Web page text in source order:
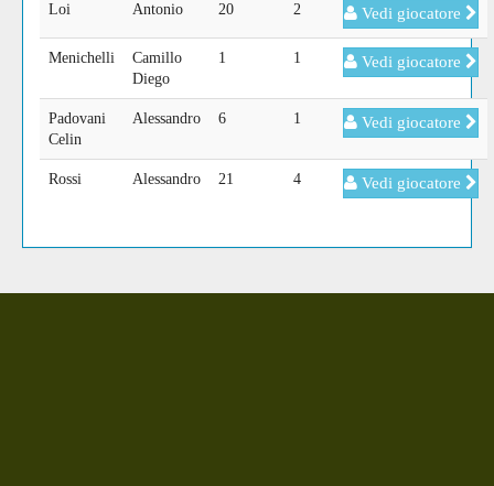
Loi Antonio 20 2 Vedi giocatore
Menichelli
Camillo
Diego
1 1 Vedi giocatore
Padovani
Celin
Alessandro 6 1 Vedi giocatore
Rossi Alessandro 21 4 Vedi giocatore